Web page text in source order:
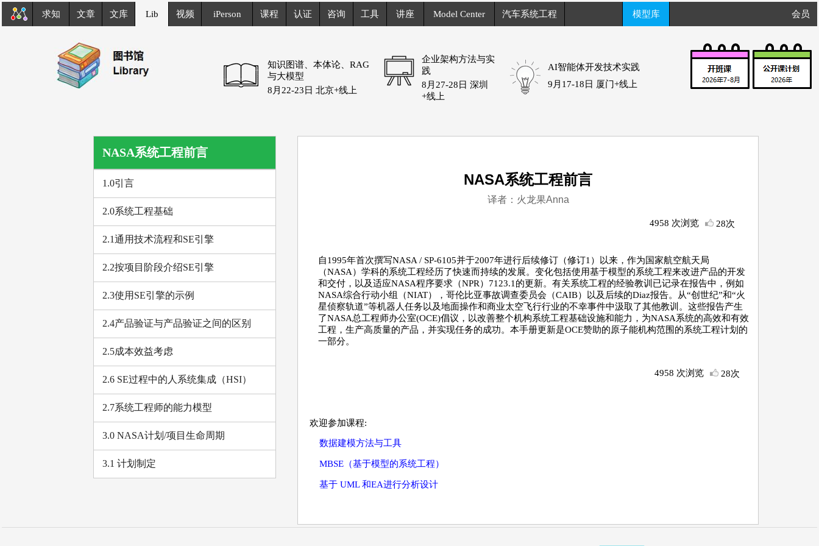
求知 文章 文库 Lib 视频 iPerson 课程 认证 咨询 工具 讲座 Model Center 汽车系统工程 模型库 会员
知识图谱、本体论、RAG
与大模型
8月22-23日 北京+线上
企业架构方法与实
践
8月27-28日 深圳
+线上
AI智能体开发技术实践
9月17-18日 厦门+线上
NASA系统工程前言
1.0引言
2.0系统工程基础
2.1通用技术流程和SE引擎
2.2按项目阶段介绍SE引擎
2.3使用SE引擎的示例
2.4产品验证与产品验证之间的区别
2.5成本效益考虑
2.6 SE过程中的人系统集成（HSI）
2.7系统工程师的能力模型
3.0 NASA计划/项目生命周期
3.1 计划制定
NASA系统工程前言
译者：火龙果Anna
4958 次浏览 28次
自1995年首次撰写NASA / SP-6105并于2007年进行后续修订（修订1）以来，作为国家航空航天局
（NASA）学科的系统工程经历了快速而持续的发展。变化包括使用基于模型的系统工程来改进产品的开发
和交付，以及适应NASA程序要求（NPR）7123.1的更新。有关系统工程的经验教训已记录在报告中，例如
NASA综合行动小组（NIAT），哥伦比亚事故调查委员会（CAIB）以及后续的Diaz报告。从“创世纪”和“火
星侦察轨道”等机器人任务以及地面操作和商业太空飞行行业的不幸事件中汲取了其他教训。这些报告产生
了NASA总工程师办公室(OCE)倡议，以改善整个机构系统工程基础设施和能力，为NASA系统的高效和有效
工程，生产高质量的产品，并实现任务的成功。本手册更新是OCE赞助的原子能机构范围的系统工程计划的
一部分。
4958 次浏览 28次
欢迎参加课程:
数据建模方法与工具
MBSE（基于模型的系统工程）
基于 UML 和EA进行分析设计